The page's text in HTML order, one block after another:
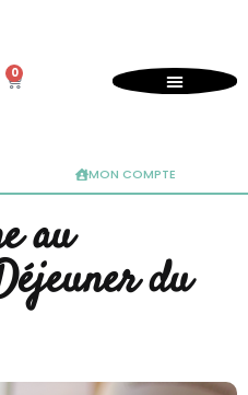
0
MON COMPTE
au
du